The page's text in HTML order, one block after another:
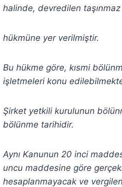
halinde, devredilen
hükmüne yer verilmiştir.
Bu hükme göre, kısmi
işletmeleri konu
Şirket yetkili kurulunun
bölünme tarihidir.
Aynı Kanunun 20 inci
uncu maddesine göre
hesaplanmayacak ve